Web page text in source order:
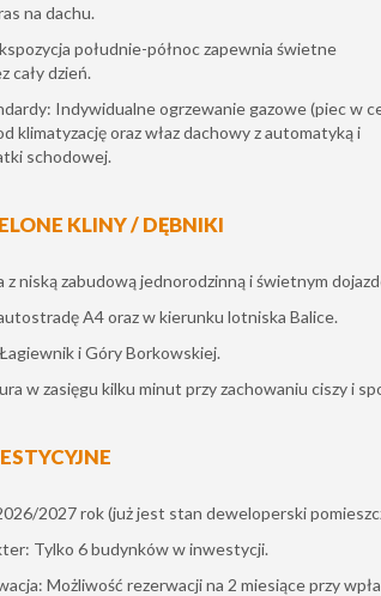
na dachu.
południe-północ zapewnia świetne
cały dzień.
Indywidualne ogrzewanie gazowe (piec w
klimatyzację oraz właz dachowy z automatyką i
schodowej.
KLINY / DĘBNIKI
z niską zabudową jednorodzinną i świetnym
A4 oraz w kierunku lotniska Balice.
i Góry Borkowskiej.
w zasięgu kilku minut przy zachowaniu ciszy i
2027 rok (już jest stan deweloperski
Tylko 6 budynków w inwestycji.
Możliwość rezerwacji na 2 miesiące przy